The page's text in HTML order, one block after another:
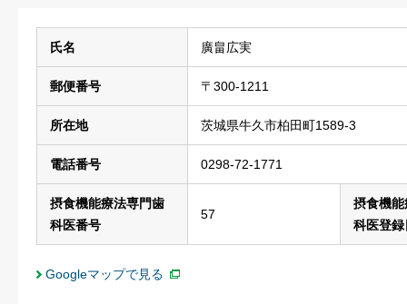
氏名 廣畠広実
郵便番号 〒300-1211
所在地 茨城県牛久市柏田町1589-3
電話番号 0298-72-1771
摂食機能療法専門歯
科医番号
57
摂食機
科医登録
Googleマップで見る